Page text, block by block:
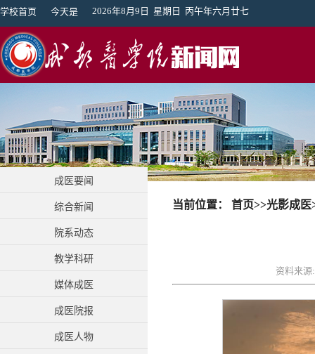
学校首页 今天是 2026年8月9日 星期日 丙午年六月廿七
成医要闻
综合新闻
院系动态
教学科研
媒体成医
成医院报
成医人物
当前位置： 首页>>光影成医
资料来